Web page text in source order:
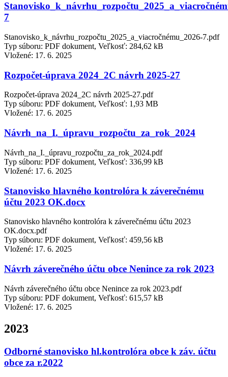
7
Stanovisko_k_návrhu_rozpočtu_2025_a_viacročnému_2026-7.pdf
Typ súboru: PDF dokument, Veľkosť: 284,62 kB
Vložené: 17. 6. 2025
Rozpočet-úprava 2024_2C návrh 2025-27
Rozpočet-úprava 2024_2C návrh 2025-27.pdf
Typ súboru: PDF dokument, Veľkosť: 1,93 MB
Vložené: 17. 6. 2025
Návrh_na_I._úpravu_rozpočtu_za_rok_2024
Návrh_na_I._úpravu_rozpočtu_za_rok_2024.pdf
Typ súboru: PDF dokument, Veľkosť: 336,99 kB
Vložené: 17. 6. 2025
Stanovisko hlavného kontrolóra k záverečnému
účtu 2023 OK.docx
Stanovisko hlavného kontrolóra k záverečnému účtu 2023
OK.docx.pdf
Typ súboru: PDF dokument, Veľkosť: 459,56 kB
Vložené: 17. 6. 2025
Návrh záverečného účtu obce Nenince za rok 2023
Návrh záverečného účtu obce Nenince za rok 2023.pdf
Typ súboru: PDF dokument, Veľkosť: 615,57 kB
Vložené: 17. 6. 2025
2023
Odborné stanovisko hl.kontrolóra obce k záv. účtu
obce za r.2022